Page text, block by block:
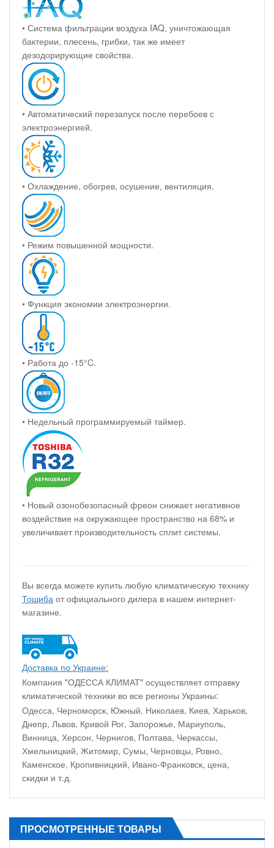
• Система фильтрации воздуха IAQ, уничтожающая
бактерии, плесень, грибки, так же имеет
дезодорирующие свойства.
• Автоматический перезапуск после перебоев с
электроэнергией.
• Охлаждение, обогрев, осушение, вентиляция.
• Режим повышенной мощности.
• Функция экономии электроэнергии.
• Работа до -15°C.
• Недельный программируемый таймер.
• Новый озонобезопасный фреон снижает негативное
воздействие на окружающее пространство на 68% и
увеличивает производительность сплит системы.
Вы всегда можете купить любую климатическую технику
Тошиба от официального дилера в нашем интернет-
магазине.
Доставка по Украине:
Компания "ОДЕССА КЛИМАТ" осуществляет отправку
климатической техники во все регионы Украины:
Одесса, Черноморск, Южный, Николаев, Киев, Харьков,
Днепр, Львов, Кривой Рог, Запорожье, Мариуполь,
Винница, Херсон, Чернигов, Полтава, Черкассы,
Хмельницкий, Житомир, Сумы, Черновцы, Ровно,
Каменское, Кропивницкий, Ивано-Франковск, цена,
скидки и т.д.
ПРОСМОТРЕННЫЕ ТОВАРЫ